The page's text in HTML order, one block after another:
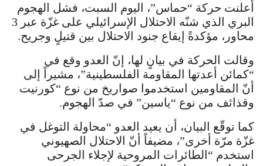
أعلنت حركة “حماس”، اليوم السبت، فشل الهجوم
البري الذي شنّه الاحتلال الإسرائيلي على غزّة عبر 3
محاور، مؤكدةً إيقاع جنود الاحتلال بين قتيلٍ وجريح.
وقالت الحركة في بيانٍ لها، إنّ العدو وقع في
“كمائن أعدتها المقاومة الفلسطينية”، مشيراً إلى
أنّ المقاومين استخدموا صواريخ من نوع “كورنيت
وقذائف من نوع “ياسين” في صدّ الهجوم.
كما توقّع البيان، أن يعيد العدو “محاولة التوغل في
غزّة مرّة أخرى”، مضيفاً أنّ الاحتلال الصهيوني
استخدم “الطائرات المروحية لإجلاء الجرحى